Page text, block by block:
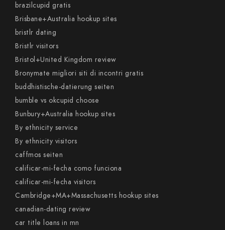
brazilcupid gratis
Brisbane+Australia hookup sites
bristlr dating
Bristlr visitors
Bristol+United Kingdom review
Bronymate migliori siti di incontri gratis
buddhistische-datierung seiten
bumble vs okcupid choose
Bunbury+Australia hookup sites
By ethnicity service
By ethnicity visitors
caffmos seiten
calificar-mi-fecha como funciona
calificar-mi-fecha visitors
Cambridge+MA+Massachusetts hookup sites
canadian-dating review
car title loans in mn